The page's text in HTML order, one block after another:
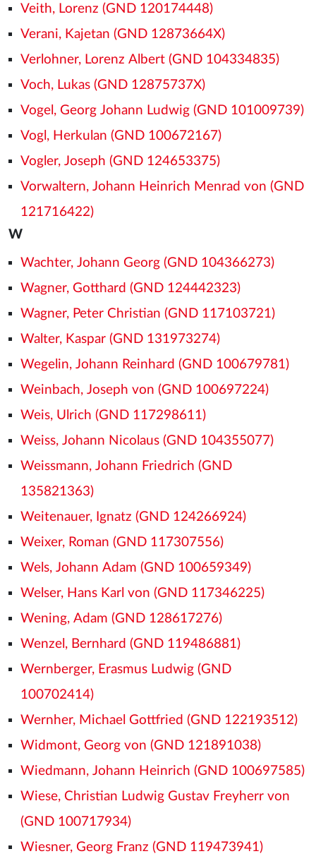
Veith, Lorenz (GND 120174448)
Verani, Kajetan (GND 12873664X)
Verlohner, Lorenz Albert (GND 104334835)
Voch, Lukas (GND 12875737X)
Vogel, Georg Johann Ludwig (GND 101009739)
Vogl, Herkulan (GND 100672167)
Vogler, Joseph (GND 124653375)
Vorwaltern, Johann Heinrich Menrad von (GND
121716422)
W
Wachter, Johann Georg (GND 104366273)
Wagner, Gotthard (GND 124442323)
Wagner, Peter Christian (GND 117103721)
Walter, Kaspar (GND 131973274)
Wegelin, Johann Reinhard (GND 100679781)
Weinbach, Joseph von (GND 100697224)
Weis, Ulrich (GND 117298611)
Weiss, Johann Nicolaus (GND 104355077)
Weissmann, Johann Friedrich (GND
135821363)
Weitenauer, Ignatz (GND 124266924)
Weixer, Roman (GND 117307556)
Wels, Johann Adam (GND 100659349)
Welser, Hans Karl von (GND 117346225)
Wening, Adam (GND 128617276)
Wenzel, Bernhard (GND 119486881)
Wernberger, Erasmus Ludwig (GND
100702414)
Wernher, Michael Gottfried (GND 122193512)
Widmont, Georg von (GND 121891038)
Wiedmann, Johann Heinrich (GND 100697585)
Wiese, Christian Ludwig Gustav Freyherr von
(GND 100717934)
Wiesner, Georg Franz (GND 119473941)